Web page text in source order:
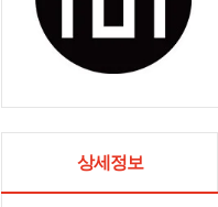
상세정보